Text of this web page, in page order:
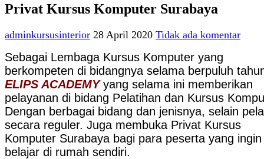
Privat Kursus Komputer Surabaya
adminkursusinterior 28 April 2020 Tidak ada komentar
Sebagai Lembaga Kursus Komputer yang
berkompeten di bidangnya selama berpuluh
ELIPS ACADEMYyang selama ini memberikan
pelayanan di bidang Pelatihan dan Kursus
Dengan berbagai bidang dan jenisnya, selain
secara reguler. Juga membuka Privat Kursus
Komputer Surabaya bagi para peserta yang ingin
belajar di rumah sendiri.